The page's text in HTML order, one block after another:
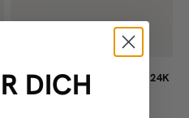
ZODIAC BIRTHSTONE RING 24K
GOLD VERMEIL
DICH